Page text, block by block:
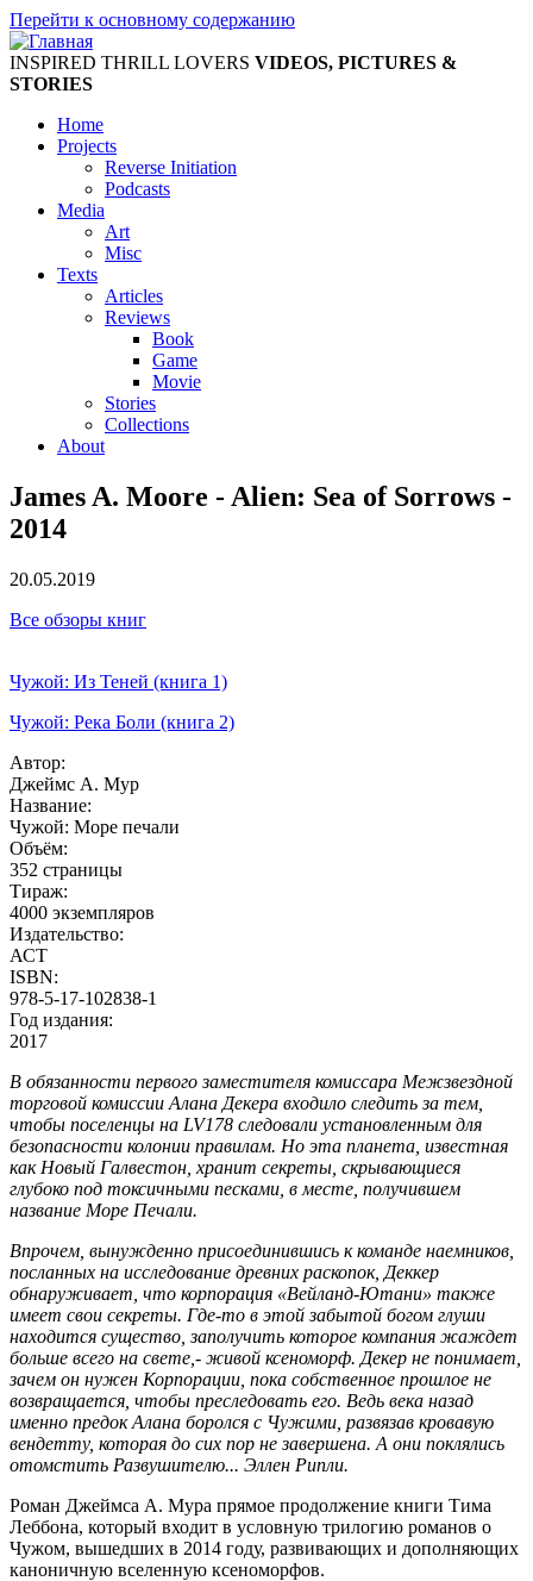
Перейти к основному содержанию
INSPIRED THRILL LOVERS VIDEOS, PICTURES &
STORIES
Home
Projects
Reverse Initiation
Podcasts
Media
Art
Misc
Texts
Articles
Reviews
Book
Game
Movie
Stories
Collections
About
James A. Moore - Alien: Sea of Sorrows -
2014
20.05.2019
Все обзоры книг
Чужой: Из Теней (книга 1)
Чужой: Река Боли (книга 2)
Автор:
Джеймс А. Мур
Название:
Чужой: Море печали
Объём:
352 страницы
Тираж:
4000 экземпляров
Издательство:
АСТ
ISBN:
978-5-17-102838-1
Год издания:
2017
В обязанности первого заместителя комиссара Межзвездной
торговой комиссии Алана Декера входило следить за тем,
чтобы поселенцы на LV178 следовали установленным для
безопасности колонии правилам. Но эта планета, известная
как Новый Галвестон, хранит секреты, скрывающиеся
глубоко под токсичными песками, в месте, получившем
название Море Печали.
Впрочем, вынужденно присоединившись к команде наемников,
посланных на исследование древних раскопок, Деккер
обнаруживает, что корпорация «Вейланд-Ютани» также
имеет свои секреты. Где-то в этой забытой богом глуши
находится существо, заполучить которое компания жаждет
больше всего на свете,- живой ксеноморф. Декер не понимает,
зачем он нужен Корпорации, пока собственное прошлое не
возвращается, чтобы преследовать его. Ведь века назад
именно предок Алана боролся с Чужими, развязав кровавую
вендетту, которая до сих пор не завершена. А они поклялись
отомстить Развушителю... Эллен Рипли.
Роман Джеймса А. Мура прямое продолжение книги Тима
Леббона, который входит в условную трилогию романов о
Чужом, вышедших в 2014 году, развивающих и дополняющих
каноничную вселенную ксеноморфов.